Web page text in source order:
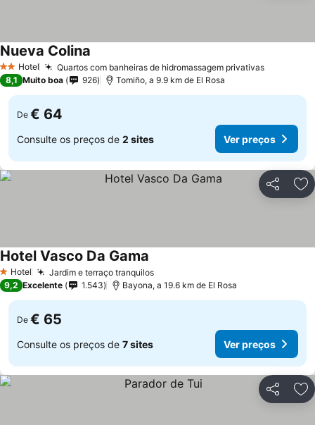
2 Estrelas
Hotel Quartos com banheiras de hidromassagem privativas
Nueva Colina
8,1 Muito boa 926 Tomiño, a 9.9 km de El Rosa
De € 64
Consulte os preços de 2 sites Ver preços
Partilhar
1 Estrelas
Hotel Jardim e terraço tranquilos
Hotel Vasco Da Gama
9,2 Excelente 1.543 Bayona, a 19.6 km de El Rosa
De € 65
Consulte os preços de 7 sites Ver preços
Partilhar